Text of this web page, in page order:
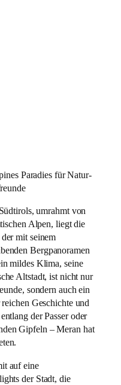
Paradies für Natur-
umrahmt von
Alpen, liegt die
mit seinem
Bergpanoramen
mildes Klima, seine
Altstadt, ist nicht nur
sondern auch ein
Geschichte und
der Passer oder
Gipfeln – Meran hat
auf eine
der Stadt, die